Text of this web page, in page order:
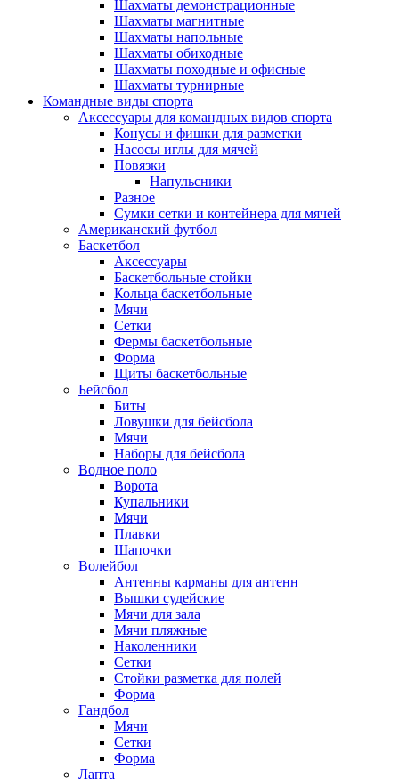
Шахматы демонстрационные
Шахматы магнитные
Шахматы напольные
Шахматы обиходные
Шахматы походные и офисные
Шахматы турнирные
Командные виды спорта
Аксессуары для командных видов спорта
Конусы и фишки для разметки
Насосы иглы для мячей
Повязки
Напульсники
Разное
Сумки сетки и контейнера для мячей
Американский футбол
Баскетбол
Аксессуары
Баскетбольные стойки
Кольца баскетбольные
Мячи
Сетки
Фермы баскетбольные
Форма
Щиты баскетбольные
Бейсбол
Биты
Ловушки для бейсбола
Мячи
Наборы для бейсбола
Водное поло
Ворота
Купальники
Мячи
Плавки
Шапочки
Волейбол
Антенны карманы для антенн
Вышки судейские
Мячи для зала
Мячи пляжные
Наколенники
Сетки
Стойки разметка для полей
Форма
Гандбол
Мячи
Сетки
Форма
Лапта